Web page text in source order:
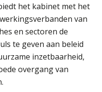
het kabinet met het
van
en sectoren de
te geven aan beleid
inzetbaarheid,
overgang van